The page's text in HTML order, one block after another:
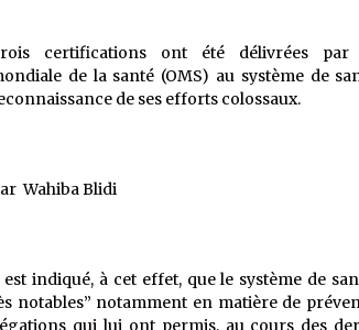
5 ans ago
certifications ont été délivrées par
de la santé (OMS) au système de
de ses efforts colossaux.
Wahiba Blidi
indiqué, à cet effet, que le système de
notables” notamment en matière de
qui lui ont permis, au cours des